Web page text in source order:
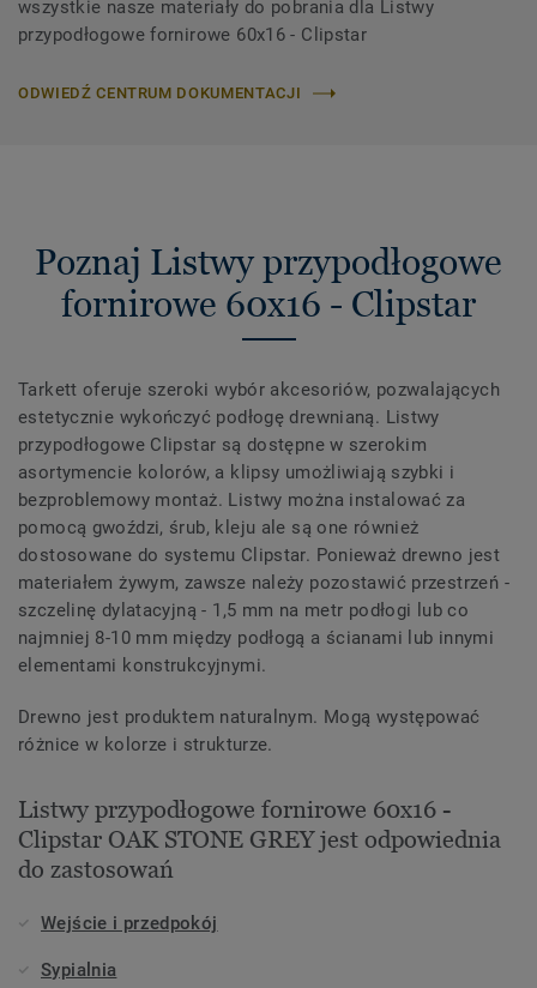
wszystkie nasze materiały do ​​pobrania dla Listwy
przypodłogowe fornirowe 60x16 - Clipstar
ODWIEDŹ CENTRUM DOKUMENTACJI
Poznaj Listwy przypodłogowe
fornirowe 60x16 - Clipstar
Tarkett oferuje szeroki wybór akcesoriów, pozwalających
estetycznie wykończyć podłogę drewnianą. Listwy
przypodłogowe Clipstar są dostępne w szerokim
asortymencie kolorów, a klipsy umożliwiają szybki i
bezproblemowy montaż. Listwy można instalować za
pomocą gwoździ, śrub, kleju ale są one również
dostosowane do systemu Clipstar. Ponieważ drewno jest
materiałem żywym, zawsze należy pozostawić przestrzeń -
szczelinę dylatacyjną - 1,5 mm na metr podłogi lub co
najmniej 8-10 mm między podłogą a ścianami lub innymi
elementami konstrukcyjnymi.
Drewno jest produktem naturalnym. Mogą występować
różnice w kolorze i strukturze.
Listwy przypodłogowe fornirowe 60x16 -
Clipstar OAK STONE GREY jest odpowiednia
do zastosowań
Wejście i przedpokój
Sypialnia